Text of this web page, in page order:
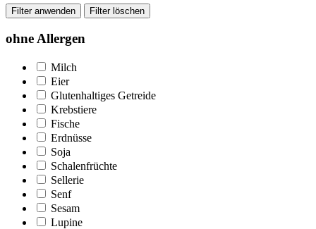
ohne Allergen
Milch
Eier
Glutenhaltiges Getreide
Krebstiere
Fische
Erdnüsse
Soja
Schalenfrüchte
Sellerie
Senf
Sesam
Lupine